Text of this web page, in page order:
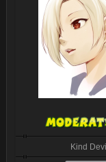
Kind Devil